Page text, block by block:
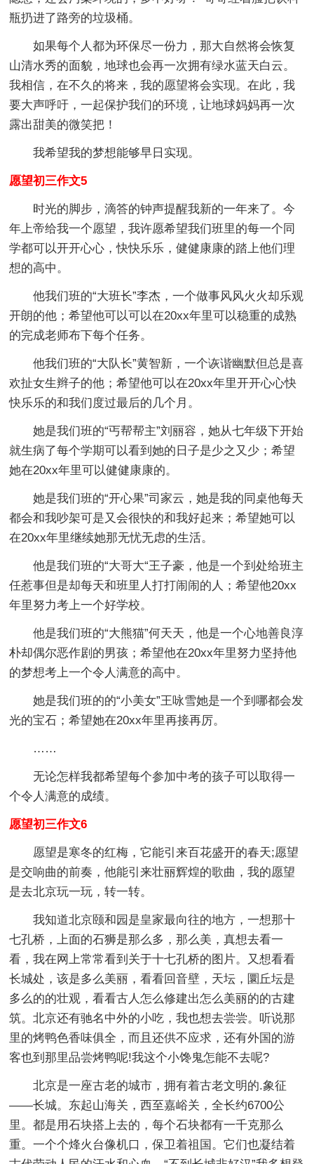
瓶扔进了路旁的垃圾桶。
如果每个人都为环保尽一份力，那大自然将会恢复
山清水秀的面貌，地球也会再一次拥有绿水蓝天白云。
我相信，在不久的将来，我的愿望将会实现。在此，我
要大声呼吁，一起保护我们的环境，让地球妈妈再一次
露出甜美的微笑把！
我希望我的梦想能够早日实现。
愿望初三作文5
时光的脚步，滴答的钟声提醒我新的一年来了。今
年上帝给我一个愿望，我许愿希望我们班里的每一个同
学都可以开开心心，快快乐乐，健健康康的踏上他们理
想的高中。
他我们班的“大班长”李杰，一个做事风风火火却乐观
开朗的他；希望他可以可以在20xx年里可以稳重的成熟
的完成老师布下每个任务。
他我们班的“大队长”黄智新，一个诙谐幽默但总是喜
欢扯女生辫子的他；希望他可以在20xx年里开开心心快
快乐乐的和我们度过最后的几个月。
她是我们班的“丐帮帮主”刘丽容，她从七年级下开始
就生病了每个学期可以看到她的日子是少之又少；希望
她在20xx年里可以健健康康的。
她是我们班的“开心果”司家云，她是我的同桌他每天
都会和我吵架可是又会很快的和我好起来；希望她可以
在20xx年里继续她那无忧无虑的生活。
他是我们班的“大哥大“王子豪，他是一个到处给班主
任惹事但是却每天和班里人打打闹闹的人；希望他20xx
年里努力考上一个好学校。
他是我们班的“大熊猫”何天天，他是一个心地善良淳
朴却偶尔恶作剧的男孩；希望他在20xx年里努力坚持他
的梦想考上一个令人满意的高中。
她是我们班的的“小美女”王咏雪她是一个到哪都会发
光的宝石；希望她在20xx年里再接再厉。
……
无论怎样我都希望每个参加中考的孩子可以取得一
个令人满意的成绩。
愿望初三作文6
愿望是寒冬的红梅，它能引来百花盛开的春天;愿望
是交响曲的前奏，他能引来壮丽辉煌的歌曲，我的愿望
是去北京玩一玩，转一转。
我知道北京颐和园是皇家最向往的地方，一想那十
七孔桥，上面的石狮是那么多，那么美，真想去看一
看，我在网上常常看到关于十七孔桥的图片。又想看看
长城处，该是多么美丽，看看回音壁，天坛，圜丘坛是
多么的的壮观，看看古人怎么修建出怎么美丽的的古建
筑。北京还有驰名中外的小吃，我也想去尝尝。听说那
里的烤鸭色香味俱全，而且还供不应求，还有外国的游
客也到那里品尝烤鸭呢!我这个小馋鬼怎能不去呢?
北京是一座古老的城市，拥有着古老文明的.象征
——长城。东起山海关，西至嘉峪关，全长约6700公
里。都是用石块搭上去的，每个石块都有一千克那么
重。一个个烽火台像机口，保卫着祖国。它们也凝结着